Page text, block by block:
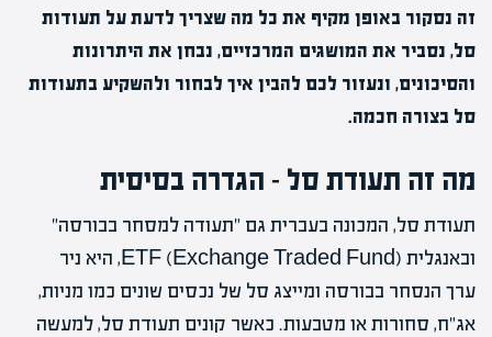
זה נסקור באופן מקיף את כל מה שצריך לדעת על תעודות
סל, נסביר את המושגים המרכזיים, נבחן את היתרונות
והסיכונים, ונעזור לכם להבין איך לבחור ולהשקיע בתעודות
סל בצורה חכמה.
מה זה תעודת סל – הגדרה בסיסית
תעודת סל, המכונה בעברית גם "תעודה למסחר בבורסה"
ובאנגלית ETF (Exchange Traded Fund), היא ניר
ערך הנסחר בבורסה ומייצג סל של נכסים שונים כמו מניות,
אג"ח, סחורות או מטבעות. כאשר קונים תעודת סל, למעשה